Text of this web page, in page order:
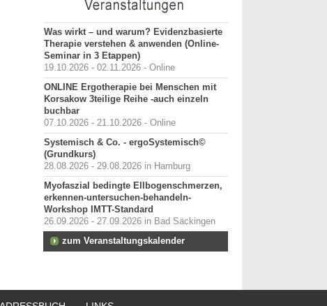
Was wirkt – und warum? Evidenzbasierte
Therapie verstehen & anwenden (Online-
Seminar in 3 Etappen)
19.10.2026 - 02.11.2026 - Online
ONLINE Ergotherapie bei Menschen mit
Korsakow 3teilige Reihe -auch einzeln
buchbar
07.10.2026 - 21.10.2026 - Online
Systemisch & Co. - ergoSystemisch©
(Grundkurs)
28.08.2026 - 29.08.2026 in Hamburg
Myofaszial bedingte Ellbogenschmerzen,
erkennen-untersuchen-behandeln-
Workshop IMTT-Standard
26.09.2026 - 27.09.2026 in Bad Säckingen
zum Veranstaltungskalender